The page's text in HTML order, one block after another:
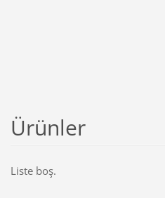
Ürünler
Liste boş.